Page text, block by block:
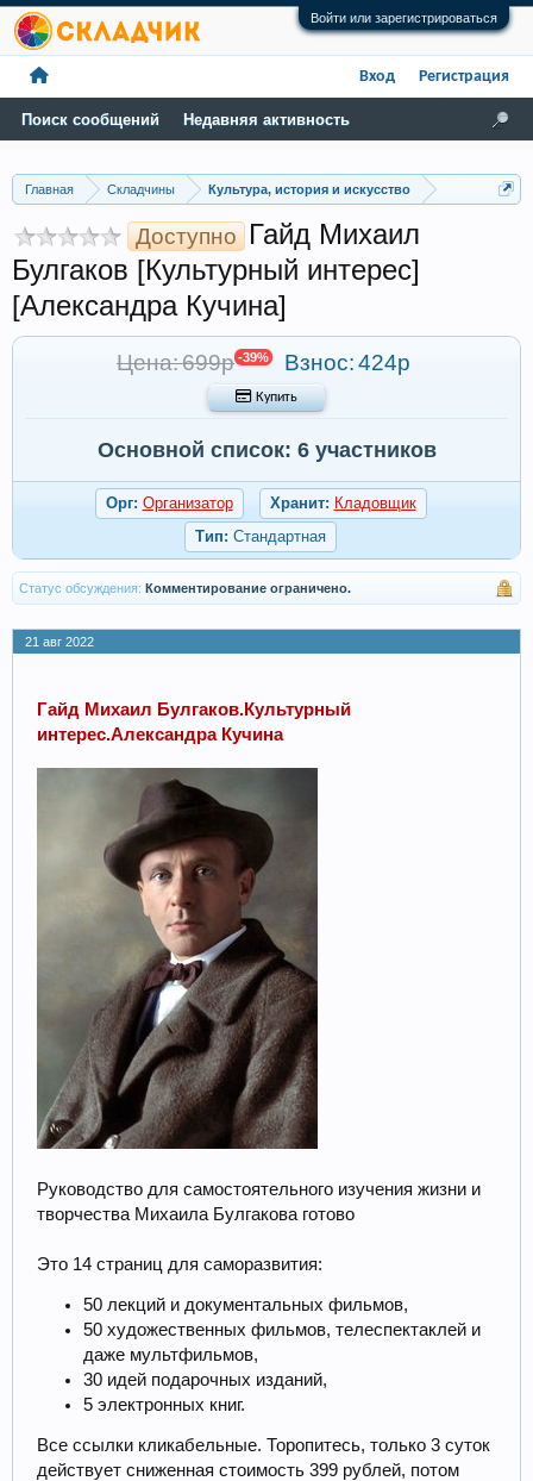
Войти или зарегистрироваться
Главная Складчины Культура, история и искусство
Доступно Гайд Михаил
Булгаков [Культурный интерес]
[Александра Кучина]
Цена: 699р -39% Взнос:424р
 Купить
Основной список: 6 участников
Орг: Организатор Хранит: Кладовщик
Тип: Стандартная
Статус обсуждения: Комментирование ограничено.
21 авг 2022
Гайд Михаил Булгаков.Культурный
интерес.Александра Кучина
Руководство для самостоятельного изучения жизни и
творчества Михаила Булгакова готово
Это 14 страниц для саморазвития:
50 лекций и документальных фильмов,
50 художественных фильмов, телеспектаклей и
даже мультфильмов,
30 идей подарочных изданий,
5 электронных книг.
Все ссылки кликабельные. Торопитесь, только 3 суток
действует сниженная стоимость 399 рублей, потом
Поиск сообщений Недавняя активность
Вход Регистрация